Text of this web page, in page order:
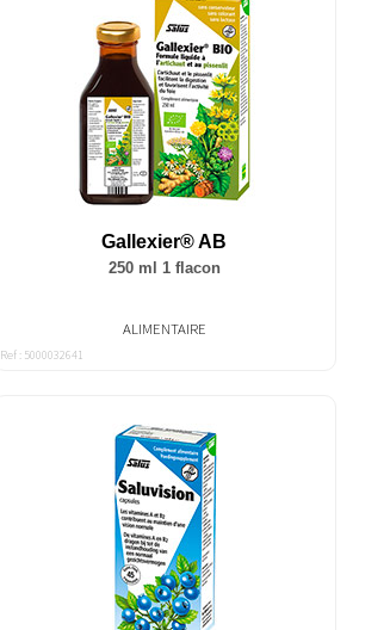
Gallexier® AB
250 ml 1 flacon
ALIMENTAIRE
Ref : 5000032641